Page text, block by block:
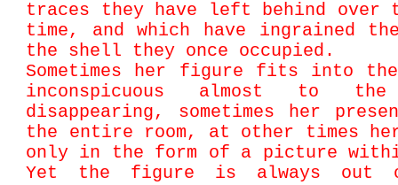
traces they have left behind over
time, and which have ingrained
the shell they once occupied.
Sometimes her figure fits into
inconspicuous almost to
disappearing, sometimes her
the entire room, at other times
only in the form of a picture
Yet the figure is always out